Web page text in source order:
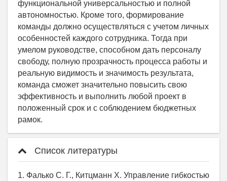
Список литературы
1. Фалько С. Г., Китцманн Х. Управление гибкостью